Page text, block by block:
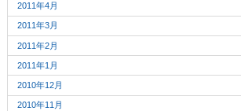
2011年4月
2011年3月
2011年2月
2011年1月
2010年12月
2010年11月